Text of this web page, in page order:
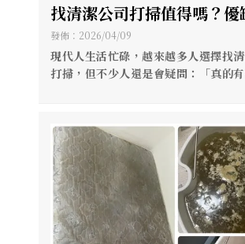
找清潔公司打掃值得嗎？優
分析【高雄清潔公司推薦】
府清潔】
發佈：2026/04/09
現代人生活忙碌，越來越多人選擇找
打掃，但不少人還是會疑問：「真的